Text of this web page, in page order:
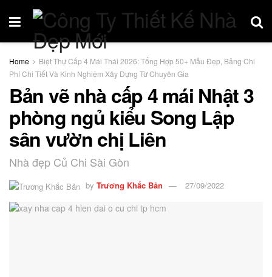
Home
Biệt Thự Cấp 4 Mái Thái 2026: Tổng Hợp 50+ Mẫu Đẹp, Bảng Chi
Phí Chi Tiết Và Kinh Nghiệm Xây Dựng Từ Chuyên Gia
Bản vẽ nhà cấp 4 mái Nhật 3
phòng ngủ kiểu Song Lập
sân vườn chị Liên
Nhà đẹp Củ Chi Sài Gòn
by Trương Khắc Bản 27/09/2022